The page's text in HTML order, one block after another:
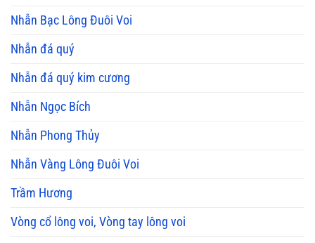
Nhẫn Bạc Lông Đuôi Voi
Nhẫn đá quý
Nhẫn đá quý kim cương
Nhẫn Ngọc Bích
Nhẫn Phong Thủy
Nhẫn Vàng Lông Đuôi Voi
Trầm Hương
Vòng cổ lông voi, Vòng tay lông voi